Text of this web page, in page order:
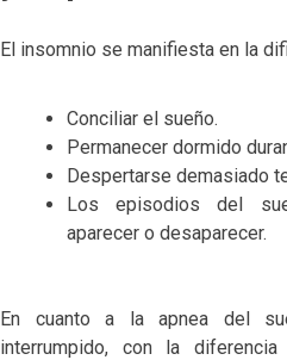
El insomnio se manifiesta en la
Conciliar el sueño.
Permanecer dormido
Despertarse demasiado
Los episodios del
aparecer o desaparecer.
En cuanto a la apnea del
interrumpido, con la